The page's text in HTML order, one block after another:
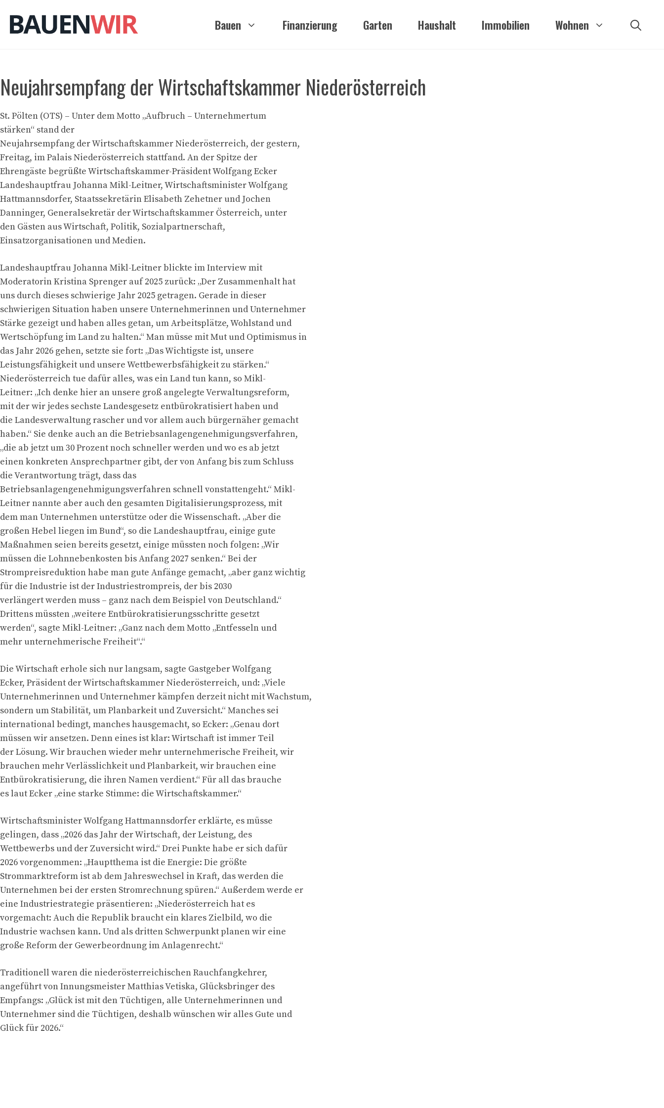
Inhalt
springen
Bauen Finanzierung Garten Haushalt Immobilien Wohnen
Neujahrsempfang der Wirtschaftskammer Niederösterreich
St. Pölten (OTS) – Unter dem Motto „Aufbruch – Unternehmertum
stärken“ stand der
Neujahrsempfang der Wirtschaftskammer Niederösterreich, der gestern,
Freitag, im Palais Niederösterreich stattfand. An der Spitze der
Ehrengäste begrüßte Wirtschaftskammer-Präsident Wolfgang Ecker
Landeshauptfrau Johanna Mikl-Leitner, Wirtschaftsminister Wolfgang
Hattmannsdorfer, Staatssekretärin Elisabeth Zehetner und Jochen
Danninger, Generalsekretär der Wirtschaftskammer Österreich, unter
den Gästen aus Wirtschaft, Politik, Sozialpartnerschaft,
Einsatzorganisationen und Medien.
Landeshauptfrau Johanna Mikl-Leitner blickte im Interview mit
Moderatorin Kristina Sprenger auf 2025 zurück: „Der Zusammenhalt hat
uns durch dieses schwierige Jahr 2025 getragen. Gerade in dieser
schwierigen Situation haben unsere Unternehmerinnen und Unternehmer
Stärke gezeigt und haben alles getan, um Arbeitsplätze, Wohlstand und
Wertschöpfung im Land zu halten.“ Man müsse mit Mut und Optimismus in
das Jahr 2026 gehen, setzte sie fort: „Das Wichtigste ist, unsere
Leistungsfähigkeit und unsere Wettbewerbsfähigkeit zu stärken.“
Niederösterreich tue dafür alles, was ein Land tun kann, so Mikl-
Leitner: „Ich denke hier an unsere groß angelegte Verwaltungsreform,
mit der wir jedes sechste Landesgesetz entbürokratisiert haben und
die Landesverwaltung rascher und vor allem auch bürgernäher gemacht
haben.“ Sie denke auch an die Betriebsanlagengenehmigungsverfahren,
„die ab jetzt um 30 Prozent noch schneller werden und wo es ab jetzt
einen konkreten Ansprechpartner gibt, der von Anfang bis zum Schluss
die Verantwortung trägt, dass das
Betriebsanlagengenehmigungsverfahren schnell vonstattengeht.“ Mikl-
Leitner nannte aber auch den gesamten Digitalisierungsprozess, mit
dem man Unternehmen unterstütze oder die Wissenschaft. „Aber die
großen Hebel liegen im Bund“, so die Landeshauptfrau, einige gute
Maßnahmen seien bereits gesetzt, einige müssten noch folgen: „Wir
müssen die Lohnnebenkosten bis Anfang 2027 senken.“ Bei der
Strompreisreduktion habe man gute Anfänge gemacht, „aber ganz wichtig
für die Industrie ist der Industriestrompreis, der bis 2030
verlängert werden muss – ganz nach dem Beispiel von Deutschland.“
Drittens müssten „weitere Entbürokratisierungsschritte gesetzt
werden“, sagte Mikl-Leitner: „Ganz nach dem Motto „Entfesseln und
mehr unternehmerische Freiheit“.“
Die Wirtschaft erhole sich nur langsam, sagte Gastgeber Wolfgang
Ecker, Präsident der Wirtschaftskammer Niederösterreich, und: „Viele
Unternehmerinnen und Unternehmer kämpfen derzeit nicht mit Wachstum,
sondern um Stabilität, um Planbarkeit und Zuversicht.“ Manches sei
international bedingt, manches hausgemacht, so Ecker: „Genau dort
müssen wir ansetzen. Denn eines ist klar: Wirtschaft ist immer Teil
der Lösung. Wir brauchen wieder mehr unternehmerische Freiheit, wir
brauchen mehr Verlässlichkeit und Planbarkeit, wir brauchen eine
Entbürokratisierung, die ihren Namen verdient.“ Für all das brauche
es laut Ecker „eine starke Stimme: die Wirtschaftskammer.“
Wirtschaftsminister Wolfgang Hattmannsdorfer erklärte, es müsse
gelingen, dass „2026 das Jahr der Wirtschaft, der Leistung, des
Wettbewerbs und der Zuversicht wird.“ Drei Punkte habe er sich dafür
2026 vorgenommen: „Hauptthema ist die Energie: Die größte
Strommarktreform ist ab dem Jahreswechsel in Kraft, das werden die
Unternehmen bei der ersten Stromrechnung spüren.“ Außerdem werde er
eine Industriestrategie präsentieren: „Niederösterreich hat es
vorgemacht: Auch die Republik braucht ein klares Zielbild, wo die
Industrie wachsen kann. Und als dritten Schwerpunkt planen wir eine
große Reform der Gewerbeordnung im Anlagenrecht.“
Traditionell waren die niederösterreichischen Rauchfangkehrer,
angeführt von Innungsmeister Matthias Vetiska, Glücksbringer des
Empfangs: „Glück ist mit den Tüchtigen, alle Unternehmerinnen und
Unternehmer sind die Tüchtigen, deshalb wünschen wir alles Gute und
Glück für 2026.“